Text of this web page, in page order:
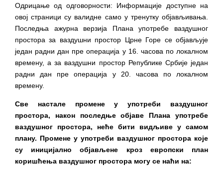
Одрицање од одговорности: Информације доступне на
овој страници су валидне само у тренутку објављивања.
Последња ажурна верзија Плана употребе ваздушног
простора за ваздушни простор Црне Горе се објављује
један радни дан пре операција у 16. часова по локалном
времену, а за ваздушни простор Републике Србије један
радни дан пре операција у 20. часова по локалном
времену.
Све настале промене у употреби ваздушног
простора, након последње објаве Плана употребе
ваздушног простора, неће бити видљиве у самом
плану. Промене у употреби ваздушног простора које
су иницијално објављене кроз европски план
коришћења ваздушног простора могу се наћи на: